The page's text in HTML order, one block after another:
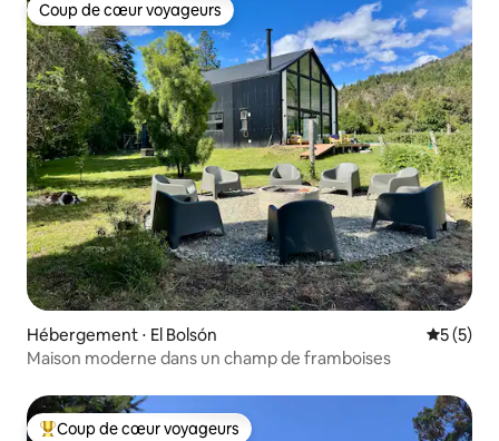
Coup de cœur voyageurs
Coup de cœur voyageurs
Hébergement ⋅ El Bolsón
5 (5)
Maison moderne dans un champ de framboises
Coup de cœur voyageurs